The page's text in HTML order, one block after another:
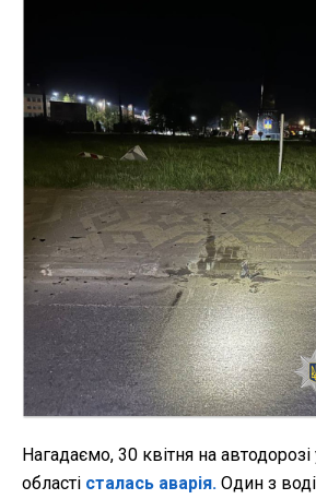
Нагадаємо, 30 квітня на
області сталась аварія. Один з